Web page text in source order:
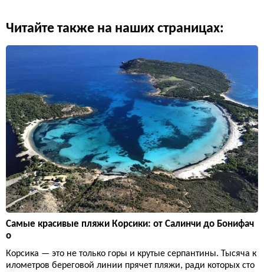
Читайте также на наших страницах:
Самые красивые пляжи Корсики: от Салинчи до Бонифач
о
Корсика — это не только горы и крутые серпантины. Тысяча к
илометров береговой линии прячет пляжи, ради которых сто